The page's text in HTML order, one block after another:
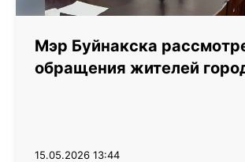
Мэр Буйнакска
обращения жителей
15.05.2026 13:44